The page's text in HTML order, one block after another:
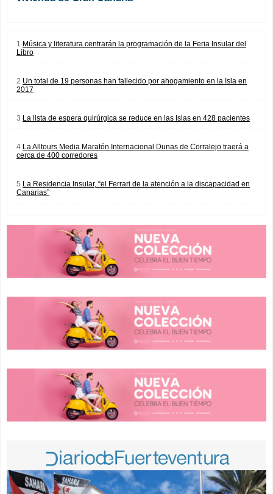
1 Música y literatura centrarán la programación de la Feria Insular del
Libro
2 Un total de 19 personas han fallecido por ahogamiento en la Isla en
2017
3 La lista de espera quirúrgica se reduce en las Islas en 428 pacientes
4 La Alltours Media Maratón Internacional Dunas de Corralejo traerá a
cerca de 400 corredores
5 La Residencia Insular, “el Ferrari de la atención a la discapacidad en
Canarias”